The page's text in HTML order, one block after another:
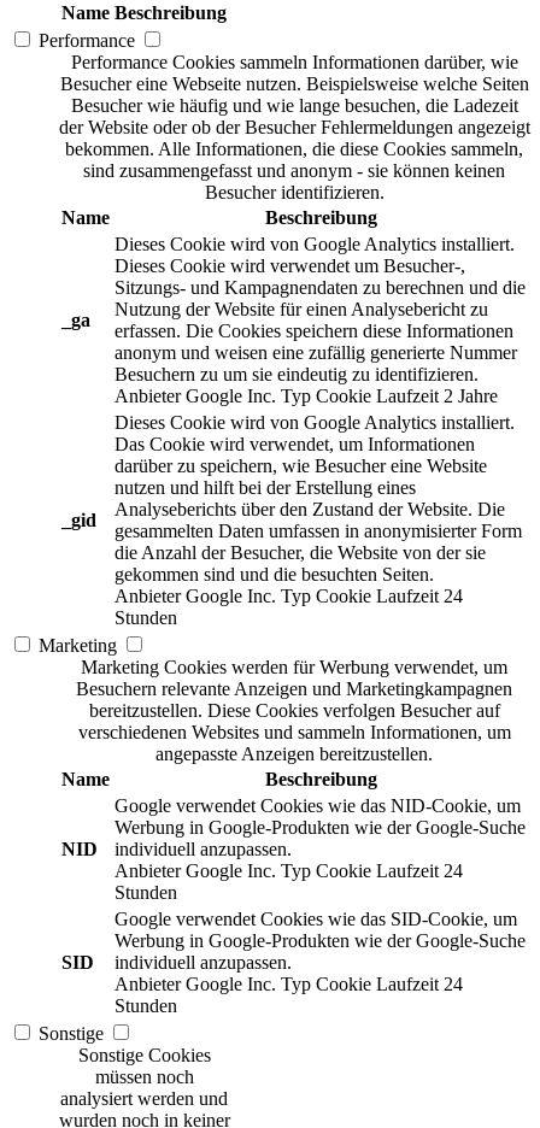
Name Beschreibung
Performance
Performance Cookies sammeln Informationen darüber, wie
Besucher eine Webseite nutzen. Beispielsweise welche Seiten
Besucher wie häufig und wie lange besuchen, die Ladezeit
der Website oder ob der Besucher Fehlermeldungen angezeigt
bekommen. Alle Informationen, die diese Cookies sammeln,
sind zusammengefasst und anonym - sie können keinen
Besucher identifizieren.
Name
Beschreibung
_ga
Dieses Cookie wird von Google Analytics installiert.
Dieses Cookie wird verwendet um Besucher-,
Sitzungs- und Kampagnendaten zu berechnen und die
Nutzung der Website für einen Analysebericht zu
erfassen. Die Cookies speichern diese Informationen
anonym und weisen eine zufällig generierte Nummer
Besuchern zu um sie eindeutig zu identifizieren.
Anbieter Google Inc. Typ Cookie Laufzeit 2 Jahre
_gid
Dieses Cookie wird von Google Analytics installiert.
Das Cookie wird verwendet, um Informationen
darüber zu speichern, wie Besucher eine Website
nutzen und hilft bei der Erstellung eines
Analyseberichts über den Zustand der Website. Die
gesammelten Daten umfassen in anonymisierter Form
die Anzahl der Besucher, die Website von der sie
gekommen sind und die besuchten Seiten.
Anbieter Google Inc. Typ Cookie Laufzeit 24
Stunden
Marketing
Marketing Cookies werden für Werbung verwendet, um
Besuchern relevante Anzeigen und Marketingkampagnen
bereitzustellen. Diese Cookies verfolgen Besucher auf
verschiedenen Websites und sammeln Informationen, um
angepasste Anzeigen bereitzustellen.
Name
Beschreibung
NID
Google verwendet Cookies wie das NID-Cookie, um
Werbung in Google-Produkten wie der Google-Suche
individuell anzupassen.
Anbieter Google Inc. Typ Cookie Laufzeit 24
Stunden
SID
Google verwendet Cookies wie das SID-Cookie, um
Werbung in Google-Produkten wie der Google-Suche
individuell anzupassen.
Anbieter Google Inc. Typ Cookie Laufzeit 24
Stunden
Sonstige
Sonstige Cookies
müssen noch
analysiert werden und
wurden noch in keiner